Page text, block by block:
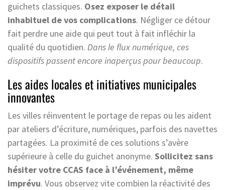
guichets classiques. Osez exposer le détail
inhabituel de vos complications. Négliger ce détour
fait perdre une aide qui peut tout à fait infléchir la
qualité du quotidien. Dans le flux numérique, ces
dispositifs passent encore inaperçus pour beaucoup.
Les aides locales et initiatives municipales
innovantes
Les villes réinventent le portage de repas ou les aident
par ateliers d’écriture, numériques, parfois des navettes
partagées. La proximité de ces solutions s’avère
supérieure à celle du guichet anonyme. Sollicitez sans
hésiter votre CCAS face à l’événement, même
imprévu. Vous observez vite combien la réactivité des